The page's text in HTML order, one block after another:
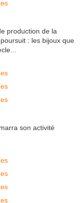
production de la
: les bijoux que
son activité